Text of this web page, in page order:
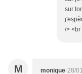
sur
/> <br
M monique 28/